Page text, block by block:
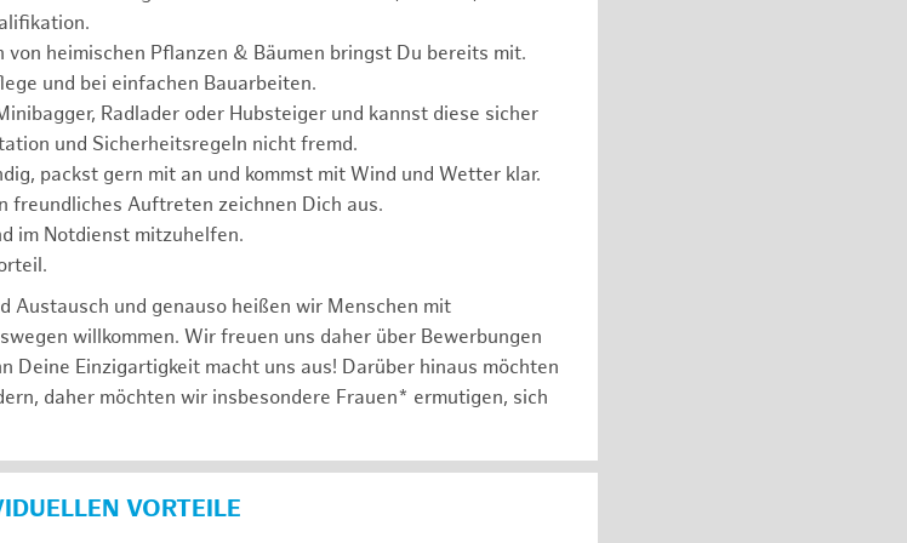
von heimischen Pflanzen & Bäumen bringst Du bereits mit.
und bei einfachen Bauarbeiten.
Radlader oder Hubsteiger und kannst diese sicher
und Sicherheitsregeln nicht fremd.
packst gern mit an und kommst mit Wind und Wetter klar.
freundliches Auftreten zeichnen Dich aus.
im Notdienst mitzuhelfen.
Austausch und genauso heißen wir Menschen mit
willkommen. Wir freuen uns daher über Bewerbungen
Deine Einzigartigkeit macht uns aus! Darüber hinaus möchten
daher möchten wir insbesondere Frauen* ermutigen, sich
VORTEILE